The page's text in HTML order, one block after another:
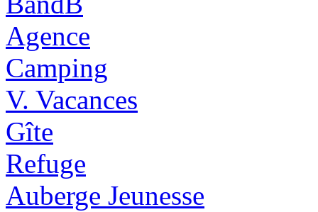
Agence
Camping
V. Vacances
Gîte
Refuge
Auberge Jeunesse